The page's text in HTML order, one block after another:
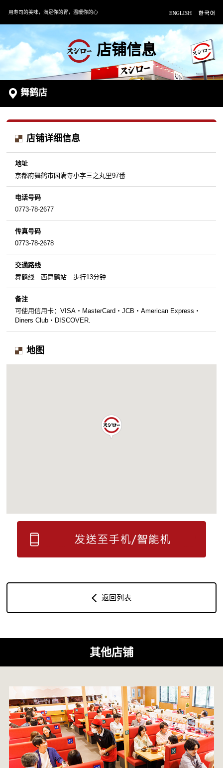
用寿司的美味，满足你的胃，温暖你的心
店铺信息
舞鹤店
店铺详细信息
地址
京都府舞鹤市园满寺小字三之丸里97番
电话号码
0773-78-2677
传真号码
0773-78-2678
交通路线
舞鹤线 西舞鹤站 步行13分钟
备注
可使用信用卡：VISA・MasterCard・JCB・American Express・
Diners Club・DISCOVER.
地图
返回列表
其他店铺